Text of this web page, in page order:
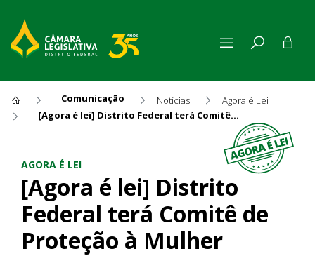
Comunicação Notícias
Agora é Lei
[Agora é lei] Distrito Federal terá Comitê de Proteção à Mulher
[Agora é lei] Distrito
AGORA É LEI
[Agora é lei] Distrito
Federal terá Comitê de
Proteção à Mulher